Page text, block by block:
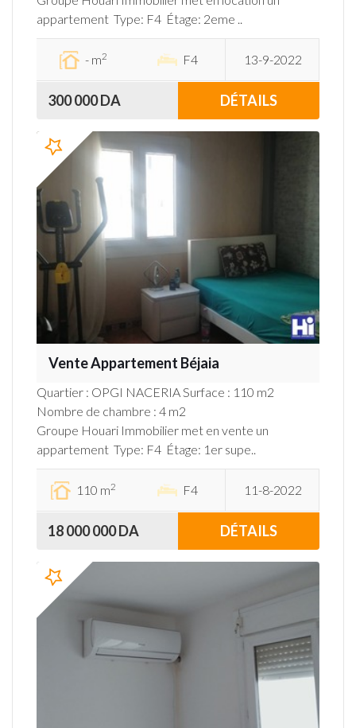
appartement Type: F4 Étage: 2eme ..
- m2 F4 13-9-2022
300 000 DA DÉTAILS
Vente Appartement Béjaia
Quartier : OPGI NACERIA Surface : 110 m2
Nombre de chambre : 4 m2
Groupe Houari Immobilier met en vente un
appartement Type: F4 Étage: 1er supe..
110 m2 F4 11-8-2022
18 000 000 DA DÉTAILS